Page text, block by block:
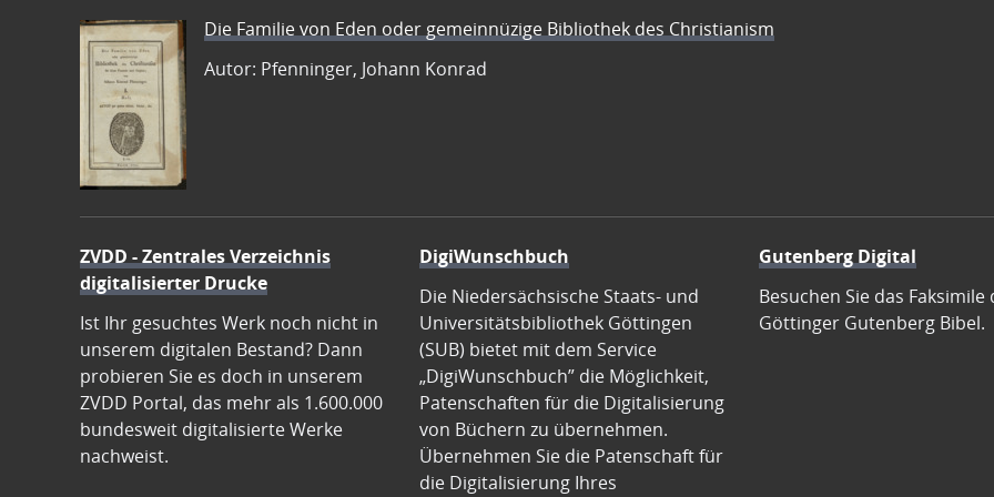
Die Familie von Eden oder gemeinnüzige Bibliothek des Christianism
Autor: Pfenninger, Johann Konrad
ZVDD - Zentrales Verzeichnis
digitalisierter Drucke
Ist Ihr gesuchtes Werk noch nicht in
unserem digitalen Bestand? Dann
probieren Sie es doch in unserem
ZVDD Portal, das mehr als 1.600.000
bundesweit digitalisierte Werke
nachweist.
DigiWunschbuch
Die Niedersächsische Staats- und
Universitätsbibliothek Göttingen
(SUB) bietet mit dem Service
„DigiWunschbuch” die Möglichkeit,
Patenschaften für die Digitalisierung
von Büchern zu übernehmen.
Übernehmen Sie die Patenschaft für
die Digitalisierung Ihres
Gutenberg Digital
Besuchen Sie das Faksimile
Göttinger Gutenberg Bibel.